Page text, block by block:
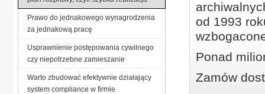
od 1993
Ponad
Zamów
Prawo do jednakowego wynagrodzenia
za jednakową pracę
Usprawnienie postępowania cywilnego
czy niepotrzebne zamieszanie
Warto zbudować efektywnie działający
system compliance w firmie